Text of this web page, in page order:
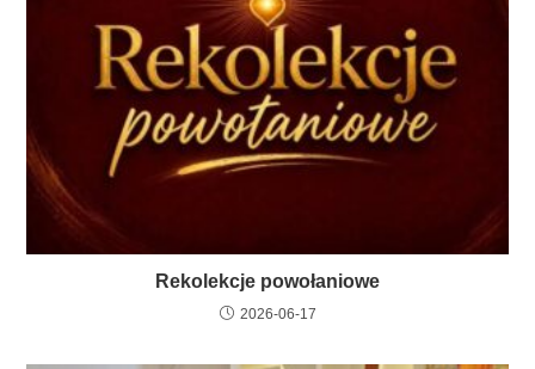
Rekolekcje powołaniowe
2026-06-17